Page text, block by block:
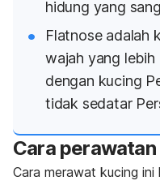
hidung yang
Flatnoseadalah
wajah yang
dengan kucing
tidak sedatar
Cara
Cara merawat kucing ini